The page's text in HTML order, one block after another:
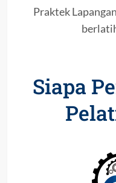
Praktek
Siapa